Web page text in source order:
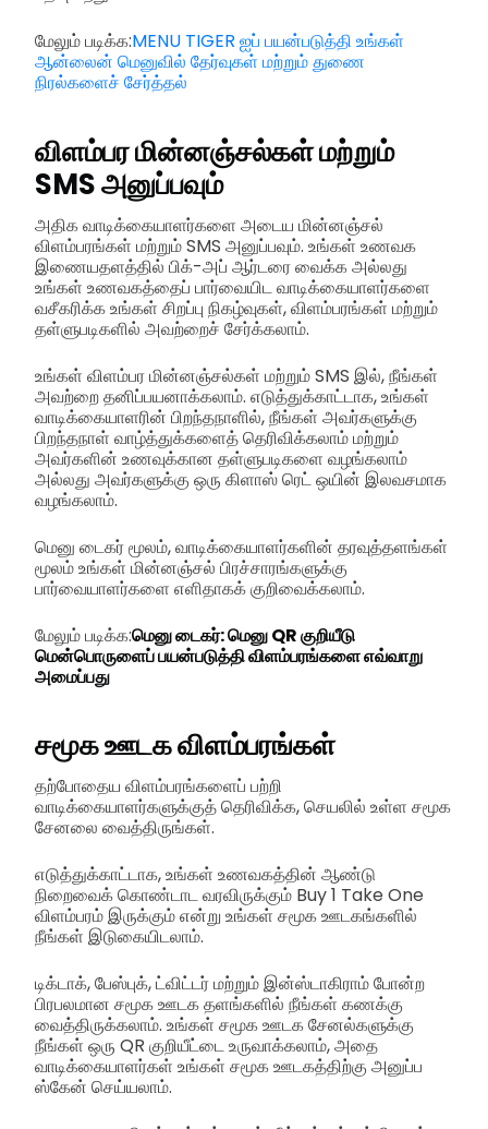
மேலும் படிக்க:MENU TIGER ஐப் பயன்படுத்தி உங்கள்
ஆன்லைன் மெனுவில் தேர்வுகள் மற்றும் துணை
நிரல்களைச் சேர்த்தல்
விளம்பர மின்னஞ்சல்கள் மற்றும்
SMS அனுப்பவும்
அதிக வாடிக்கையாளர்களை அடைய மின்னஞ்சல்
விளம்பரங்கள் மற்றும் SMS அனுப்பவும். உங்கள் உணவக
இணையதளத்தில் பிக்-அப் ஆர்டரை வைக்க அல்லது
உங்கள் உணவகத்தைப் பார்வையிட வாடிக்கையாளர்களை
வசீகரிக்க உங்கள் சிறப்பு நிகழ்வுகள், விளம்பரங்கள் மற்றும்
தள்ளுபடிகளில் அவற்றைச் சேர்க்கலாம்.
உங்கள் விளம்பர மின்னஞ்சல்கள் மற்றும் SMS இல், நீங்கள்
அவற்றை தனிப்பயனாக்கலாம். எடுத்துக்காட்டாக, உங்கள்
வாடிக்கையாளரின் பிறந்தநாளில், நீங்கள் அவர்களுக்கு
பிறந்தநாள் வாழ்த்துக்களைத் தெரிவிக்கலாம் மற்றும்
அவர்களின் உணவுக்கான தள்ளுபடிகளை வழங்கலாம்
அல்லது அவர்களுக்கு ஒரு கிளாஸ் ரெட் ஒயின் இலவசமாக
வழங்கலாம்.
மெனு டைகர் மூலம், வாடிக்கையாளர்களின் தரவுத்தளங்கள்
மூலம் உங்கள் மின்னஞ்சல் பிரச்சாரங்களுக்கு
பார்வையாளர்களை எளிதாகக் குறிவைக்கலாம்.
மேலும் படிக்க:மெனு டைகர்: மெனு QR குறியீடு
மென்பொருளைப் பயன்படுத்தி விளம்பரங்களை எவ்வாறு
அமைப்பது
சமூக ஊடக விளம்பரங்கள்
தற்போதைய விளம்பரங்களைப் பற்றி
வாடிக்கையாளர்களுக்குத் தெரிவிக்க, செயலில் உள்ள சமூக
சேனலை வைத்திருங்கள்.
எடுத்துக்காட்டாக, உங்கள் உணவகத்தின் ஆண்டு
நிறைவைக் கொண்டாட வரவிருக்கும் Buy 1 Take One
விளம்பரம் இருக்கும் என்று உங்கள் சமூக ஊடகங்களில்
நீங்கள் இடுகையிடலாம்.
டிக்டாக், பேஸ்புக், ட்விட்டர் மற்றும் இன்ஸ்டாகிராம் போன்ற
பிரபலமான சமூக ஊடக தளங்களில் நீங்கள் கணக்கு
வைத்திருக்கலாம். உங்கள் சமூக ஊடக சேனல்களுக்கு
நீங்கள் ஒரு QR குறியீட்டை உருவாக்கலாம், அதை
வாடிக்கையாளர்கள் உங்கள் சமூக ஊடகத்திற்கு அனுப்ப
ஸ்கேன் செய்யலாம்.